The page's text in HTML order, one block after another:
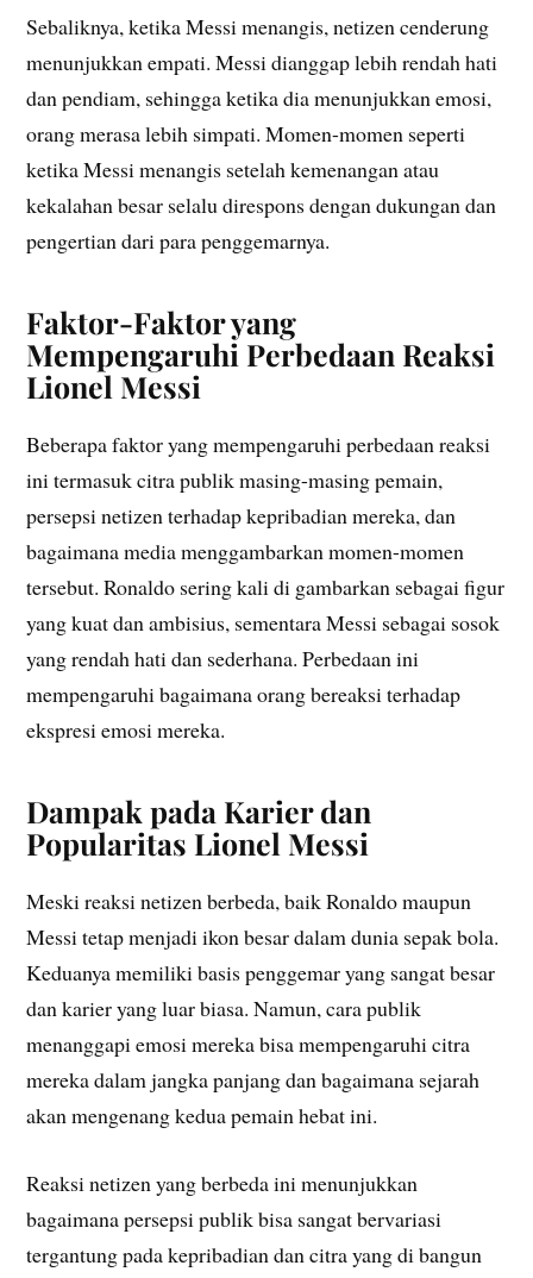
Sebaliknya, ketika Messi menangis, netizen cenderung
menunjukkan empati. Messi dianggap lebih rendah hati
dan pendiam, sehingga ketika dia menunjukkan emosi,
orang merasa lebih simpati. Momen-momen seperti
ketika Messi menangis setelah kemenangan atau
kekalahan besar selalu direspons dengan dukungan dan
pengertian dari para penggemarnya.
Faktor-Faktor yang
Mempengaruhi Perbedaan Reaksi
Lionel Messi
Beberapa faktor yang mempengaruhi perbedaan reaksi
ini termasuk citra publik masing-masing pemain,
persepsi netizen terhadap kepribadian mereka, dan
bagaimana media menggambarkan momen-momen
tersebut. Ronaldo sering kali di gambarkan sebagai figur
yang kuat dan ambisius, sementara Messi sebagai sosok
yang rendah hati dan sederhana. Perbedaan ini
mempengaruhi bagaimana orang bereaksi terhadap
ekspresi emosi mereka.
Dampak pada Karier dan
Popularitas Lionel Messi
Meski reaksi netizen berbeda, baik Ronaldo maupun
Messi tetap menjadi ikon besar dalam dunia sepak bola.
Keduanya memiliki basis penggemar yang sangat besar
dan karier yang luar biasa. Namun, cara publik
menanggapi emosi mereka bisa mempengaruhi citra
mereka dalam jangka panjang dan bagaimana sejarah
akan mengenang kedua pemain hebat ini.
Reaksi netizen yang berbeda ini menunjukkan
bagaimana persepsi publik bisa sangat bervariasi
tergantung pada kepribadian dan citra yang di bangun